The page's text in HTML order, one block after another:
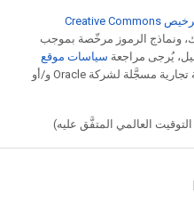
ترخيص Creative Commons
ونماذج الرموز مرخّصة بموجب
يُرجى مراجعة سياسات موقع
. إنّ Java هي علامة تجارية مسجَّلة لشركة Oracle و/أو